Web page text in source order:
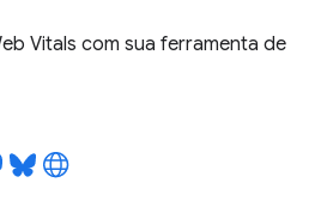
Vitals com sua ferramenta de